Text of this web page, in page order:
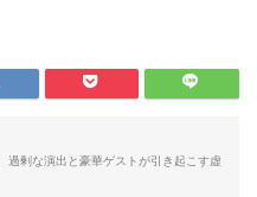
過剰な演出と豪華ゲストが引き起こす虚